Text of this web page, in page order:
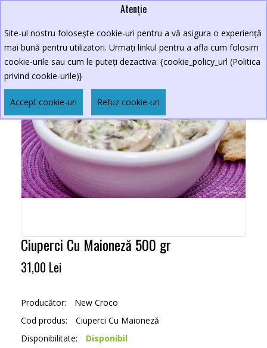
Atenție
Site-ul nostru folosește cookie-uri pentru a vă asigura o experiență
mai bună pentru utilizatori. Urmați linkul pentru a afla cum folosim
cookie-urile sau cum le puteți dezactiva: {cookie_policy_url (Politica
privind cookie-urile)}
Accept cookie-uri Refuz cookie-uri
Ciuperci Cu Maioneză 500 gr
31,00 Lei
Producător:
New Croco
Cod produs:
Ciuperci Cu Maioneză
Disponibilitate:
Disponibil